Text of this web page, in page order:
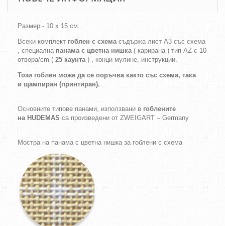
Размер - 10 х 15 см.
Всеки комплект гоблен с схемасъдържа лист А3 със схема
, специална панама с цветна нишка( карирана ) тип AZ с 10
отвора/cm ( 25 каунта) , конци мулине, инструкции.
Този гоблен може да се поръчва както със схема, така
и щампиран (принтиран).
Основните типове панами, използвани в гоблените
на HUDEMAS са произведени от ZWEIGART – Germany
Мостра на панама с цветна нишка за гоблени с схема